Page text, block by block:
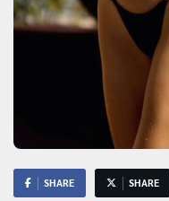
SHARE SHARE